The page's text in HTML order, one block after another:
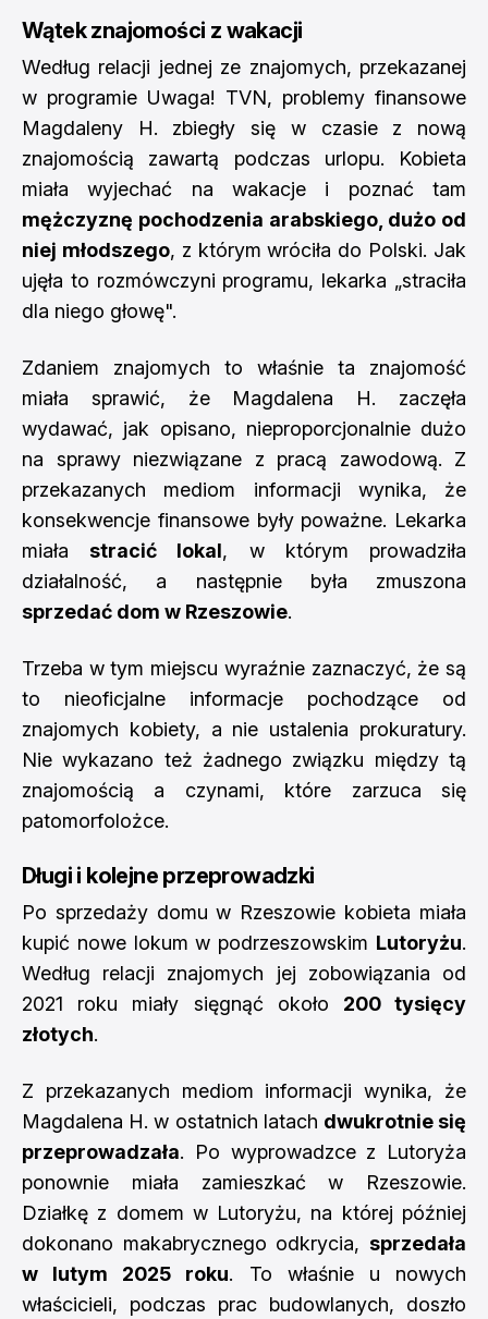
Wątek znajomości z wakacji
Według relacji jednej ze znajomych, przekazanej
w programie Uwaga! TVN, problemy finansowe
Magdaleny H. zbiegły się w czasie z nową
znajomością zawartą podczas urlopu. Kobieta
miała wyjechać na wakacje i poznać tam
mężczyznę pochodzenia arabskiego, dużo od
niej młodszego, z którym wróciła do Polski. Jak
ujęła to rozmówczyni programu, lekarka „straciła
dla niego głowę".
Zdaniem znajomych to właśnie ta znajomość
miała sprawić, że Magdalena H. zaczęła
wydawać, jak opisano, nieproporcjonalnie dużo
na sprawy niezwiązane z pracą zawodową. Z
przekazanych mediom informacji wynika, że
konsekwencje finansowe były poważne. Lekarka
miałastracić lokal, w którym prowadziła
działalność, a następnie była zmuszona
sprzedać dom w Rzeszowie.
Trzeba w tym miejscu wyraźnie zaznaczyć, że są
to nieoficjalne informacje pochodzące od
znajomych kobiety, a nie ustalenia prokuratury.
Nie wykazano też żadnego związku między tą
znajomością a czynami, które zarzuca się
patomorfolożce.
Długi i kolejne przeprowadzki
Po sprzedaży domu w Rzeszowie kobieta miała
kupić nowe lokum w podrzeszowskim Lutoryżu.
Według relacji znajomych jej zobowiązania od
2021 roku miały sięgnąć około 200 tysięcy
złotych.
Z przekazanych mediom informacji wynika, że
Magdalena H. w ostatnich latach dwukrotnie się
przeprowadzała. Po wyprowadzce z Lutoryża
ponownie miała zamieszkać w Rzeszowie.
Działkę z domem w Lutoryżu, na której później
dokonano makabrycznego odkrycia, sprzedała
w lutym 2025 roku. To właśnie u nowych
właścicieli, podczas prac budowlanych, doszło